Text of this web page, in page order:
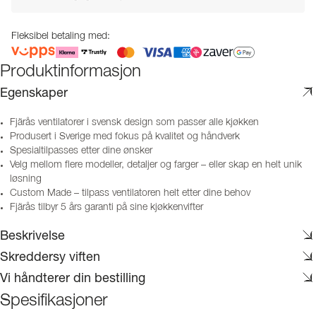
Fleksibel betaling med:
Produktinformasjon
Egenskaper
Fjärås ventilatorer i svensk design som passer alle kjøkken
Produsert i Sverige med fokus på kvalitet og håndverk
Spesialtilpasses etter dine ønsker
Velg mellom flere modeller, detaljer og farger – eller skap en helt unik
løsning
Custom Made – tilpass ventilatoren helt etter dine behov
Fjärås tilbyr 5 års garanti på sine kjøkkenvifter
Beskrivelse
Skreddersy viften
Vi håndterer din bestilling
Spesifikasjoner